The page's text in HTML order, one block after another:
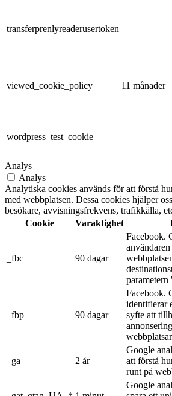
transferprenlyreaderusertoken
viewed_cookie_policy 11 månader
wordpress_test_cookie
Analys
Analys
Analytiska cookies används för att förstå
med webbplatsen. Dessa cookies hjälper
besökare, avvisningsfrekvens, trafikkälla,
Cookie
Varaktighet
_fbc 90 dagar
Facebook.
_fbp 90 dagar
Facebook.
identifierar
syfte att
_ga 2 år
Google
att förstå
runt på
Google